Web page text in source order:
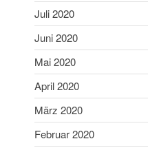
Juli 2020
Juni 2020
Mai 2020
April 2020
März 2020
Februar 2020